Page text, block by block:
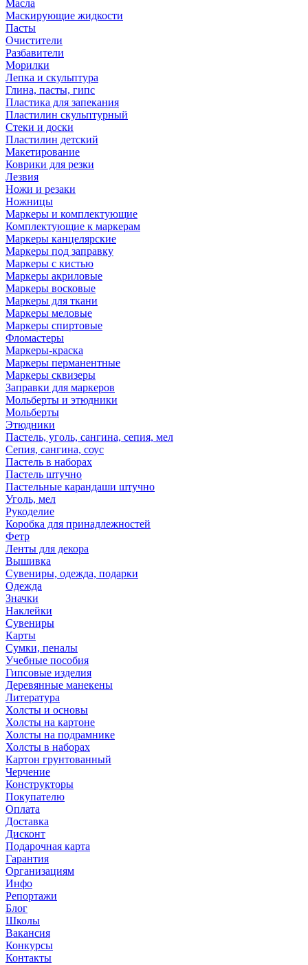
Масла
Маскирующие жидкости
Пасты
Очистители
Разбавители
Морилки
Лепка и скульптура
Глина, пасты, гипс
Пластика для запекания
Пластилин скульптурный
Стеки и доски
Пластилин детский
Макетирование
Коврики для резки
Лезвия
Ножи и резаки
Ножницы
Маркеры и комплектующие
Комплектующие к маркерам
Маркеры канцелярские
Маркеры под заправку
Маркеры с кистью
Маркеры акриловые
Маркеры восковые
Маркеры для ткани
Маркеры меловые
Маркеры спиртовые
Фломастеры
Маркеры-краска
Маркеры перманентные
Маркеры сквизеры
Заправки для маркеров
Мольберты и этюдники
Мольберты
Этюдники
Пастель, уголь, сангина, сепия, мел
Сепия, сангина, соус
Пастель в наборах
Пастель штучно
Пастельные карандаши штучно
Уголь, мел
Рукоделие
Коробка для принадлежностей
Фетр
Ленты для декора
Вышивка
Сувениры, одежда, подарки
Одежда
Значки
Наклейки
Сувениры
Карты
Сумки, пеналы
Учебные пособия
Гипсовые изделия
Деревянные манекены
Литература
Холсты и основы
Холсты на картоне
Холсты на подрамнике
Холсты в наборах
Картон грунтованный
Черчение
Конструкторы
Покупателю
Оплата
Доставка
Дисконт
Подарочная карта
Гарантия
Организациям
Инфо
Репортажи
Блог
Школы
Вакансия
Конкурсы
Контакты